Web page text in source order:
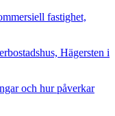
fastighet,
Hägersten i
och hur påverkar